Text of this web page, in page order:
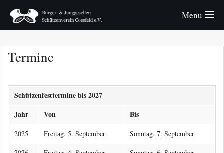
Menu
Bürger
Junggesellen
Termine
Schützenfesttermine bis 2027
Jahr
Von Bis
2025 Freitag, 5. September
Sonntag, 7. September